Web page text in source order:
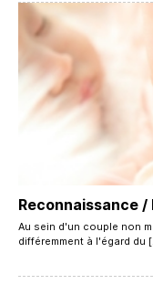
Reconnaissance /
Au sein d'un couple non
différemment à l'égard du